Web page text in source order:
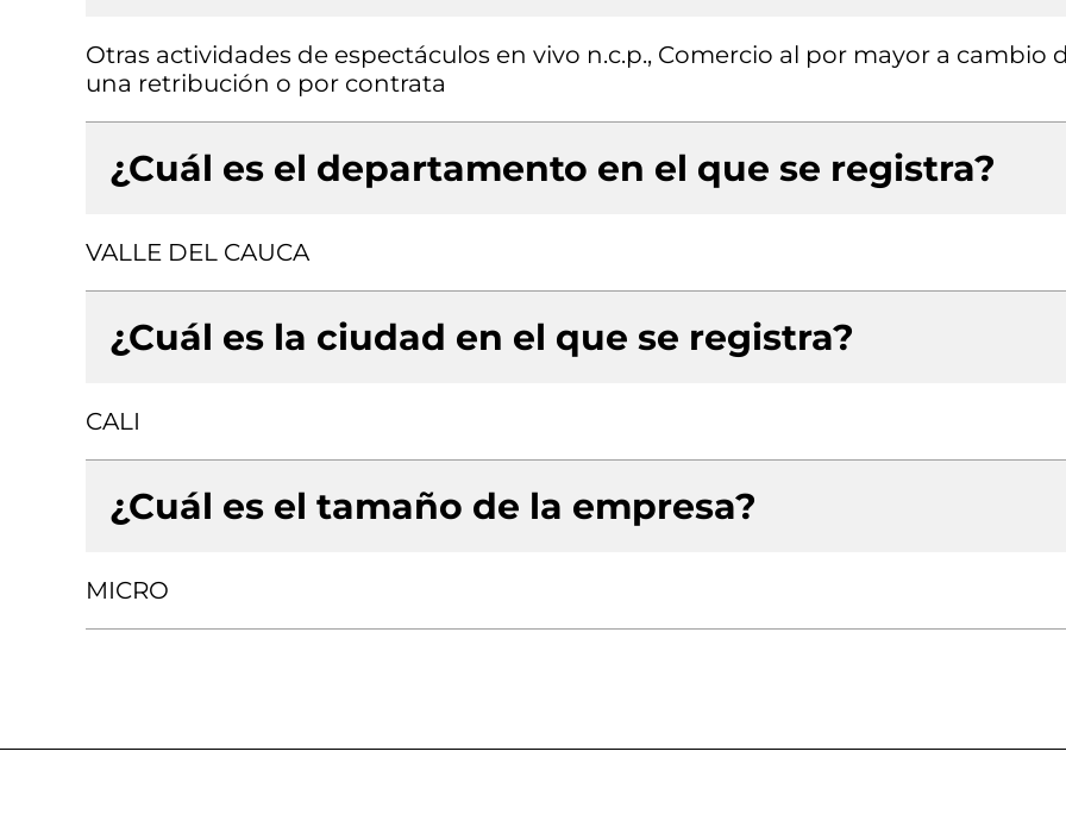
Otras actividades de espectáculos en vivo n.c.p., Comercio al por mayor a cambio
una retribución o por contrata
¿Cuál es el departamento en el que se registra?
VALLE DEL CAUCA
¿Cuál es la ciudad en el que se registra?
CALI
¿Cuál es el tamaño de la empresa?
MICRO